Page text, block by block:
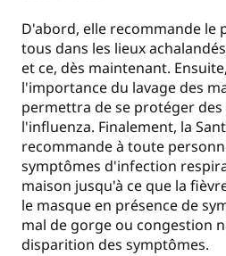
D'abord, elle recommande le
tous dans les lieux
et ce, dès maintenant.
l'importance du lavage des
permettra de se protéger
l'influenza. Finalement, la
recommande à toute
symptômes d'infection
maison jusqu'à ce que la
le masque en présence de
mal de gorge ou congestion
disparition des symptômes.